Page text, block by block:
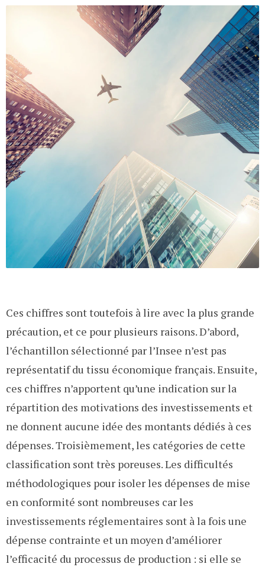
Ces chiffres sont toutefois à lire avec la plus grande
précaution, et ce pour plusieurs raisons. D’abord,
l’échantillon sélectionné par l’Insee n’est pas
représentatif du tissu économique français. Ensuite,
ces chiffres n’apportent qu’une indication sur la
répartition des motivations des investissements et
ne donnent aucune idée des montants dédiés à ces
dépenses. Troisièmement, les catégories de cette
classification sont très poreuses. Les difficultés
méthodologiques pour isoler les dépenses de mise
en conformité sont nombreuses car les
investissements réglementaires sont à la fois une
dépense contrainte et un moyen d’améliorer
l’efficacité du processus de production : si elle se